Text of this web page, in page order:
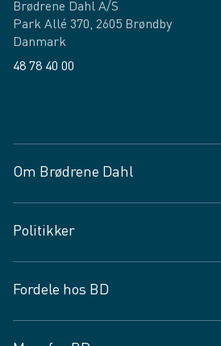
Brødrene Dahl A/S
Park Allé 370, 2605 Brøndby
Danmark
48 78 40 00
Om Brødrene Dahl
Vagttelefon 30 10 89 89
Spørgsmål og svar
Job og karriere
Fødevarekontrolrapport
Politikker
Privatlivspolitik
Cookies
Fordele hos BD